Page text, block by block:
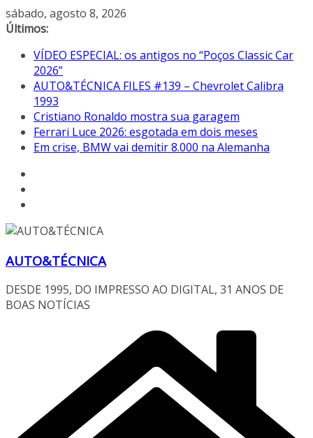
Pular
para
conteúdo
sábado, agosto 8, 2026
Últimos:
VÍDEO ESPECIAL: os antigos no “Poços Classic Car
2026”
AUTO&TÉCNICA FILES #139 – Chevrolet Calibra
1993
Cristiano Ronaldo mostra sua garagem
Ferrari Luce 2026: esgotada em dois meses
Em crise, BMW vai demitir 8.000 na Alemanha
AUTO&TÉCNICA
DESDE 1995, DO IMPRESSO AO DIGITAL, 31 ANOS DE
BOAS NOTÍCIAS